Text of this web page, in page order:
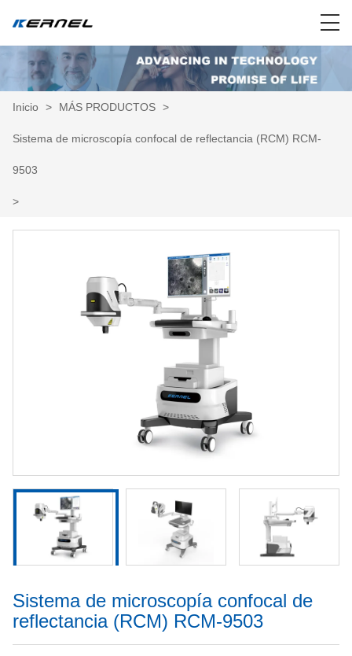
Inicio > MÁS PRODUCTOS >
Sistema de microscopía confocal de reflectancia (RCM) RCM-
9503
>
Sistema de microscopía confocal de
reflectancia (RCM) RCM-9503